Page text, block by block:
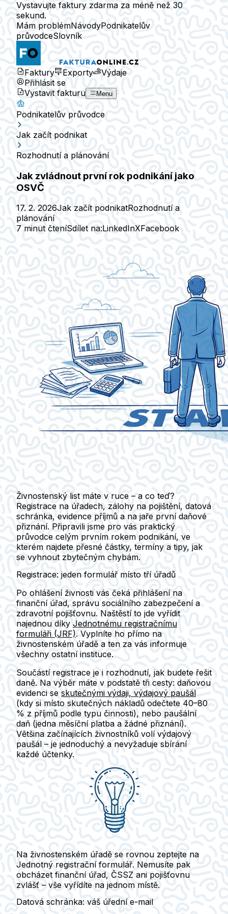
Vystavujte faktury zdarma za méně než 30
sekund.
Mám problémNávodyPodnikatelův
průvodceSlovník
Faktury Exporty
Výdaje
Přihlásit se
Vystavit fakturu
Menu
Podnikatelův průvodce
Jak začít podnikat
Rozhodnutí a plánování
Jak zvládnout první rok podnikání jako
OSVČ
17. 2. 2026Jak začít podnikatRozhodnutí a
plánování
7 minut čteníSdílet na:LinkedInXFacebook
Živnostenský list máte v ruce – a co teď?
Registrace na úřadech, zálohy na pojištění, datová
schránka, evidence příjmů a na jaře první daňové
přiznání. Připravili jsme pro vás praktický
průvodce celým prvním rokem podnikání, ve
kterém najdete přesné částky, termíny a tipy, jak
se vyhnout zbytečným chybám.
Registrace: jeden formulář místo tří úřadů
Po ohlášení živnosti vás čeká přihlášení na
finanční úřad, správu sociálního zabezpečení a
zdravotní pojišťovnu. Naštěstí to jde vyřídit
najednou díky Jednotnému registračnímu
formuláři (JRF). Vyplníte ho přímo na
živnostenském úřadě a ten za vás informuje
všechny ostatní instituce.
Součástí registrace je i rozhodnutí, jak budete řešit
daně. Na výběr máte v podstatě tři cesty: daňovou
evidenci se skutečnými výdaji, výdajový paušál
(kdy si místo skutečných nákladů odečtete 40–80
% z příjmů podle typu činnosti), nebo paušální
daň (jedna měsíční platba a žádné přiznání).
Většina začínajících živnostníků volí výdajový
paušál – je jednoduchý a nevyžaduje sbírání
každé účtenky.
Na živnostenském úřadě se rovnou zeptejte na
Jednotný registrační formulář. Nemusíte pak
obcházet finanční úřad, ČSSZ ani pojišťovnu
zvlášť – vše vyřídíte na jednom místě.
Datová schránka: váš úřední e-mail